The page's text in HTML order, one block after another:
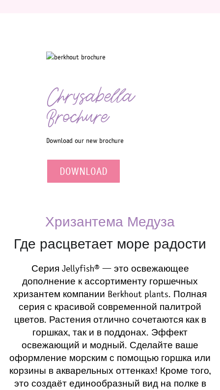
Chrysabella
Brochure
Download our new brochure
DOWNLOAD
Хризантема Медуза
Где расцветает море радости
Серия Jellyfish® — это освежающее
дополнение к ассортименту горшечных
хризантем компании Berkhout plants. Полная
серия с красивой современной палитрой
цветов. Растения отлично сочетаются как в
горшках, так и в поддонах. Эффект
освежающий и модный. Сделайте ваше
оформление морским с помощью горшка или
корзины в акварельных оттенках! Кроме того,
это создаёт единообразный вид на полке в